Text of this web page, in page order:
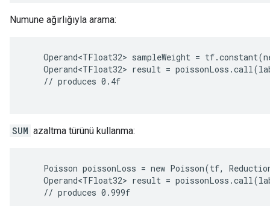
Numune ağırlığıyla arama:
Operand<TFloat32> sampleWeight =
Operand<TFloat32> result =
    // produces 0.4f
SUM azaltma türünü kullanma:
Poisson poissonLoss = new Poisson(tf,
Operand<TFloat32> result =
    // produces 0.999f